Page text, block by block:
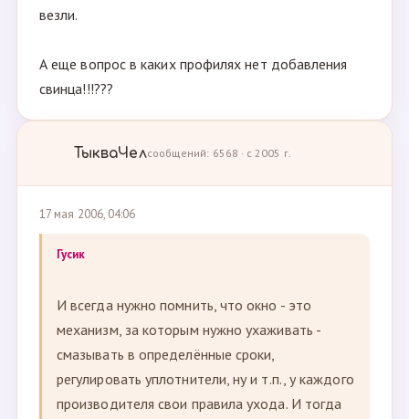
везли.
А еще вопрос в каких профилях нет добавления
свинца!!!???
ТыкваЧелсообщений: 6568 · с 2005 г.
17 мая 2006, 04:06
Гусик
И всегда нужно помнить, что окно - это
механизм, за которым нужно ухаживать -
смазывать в определённые сроки,
регулировать уплотнители, ну и т.п., у каждого
производителя свои правила ухода. И тогда